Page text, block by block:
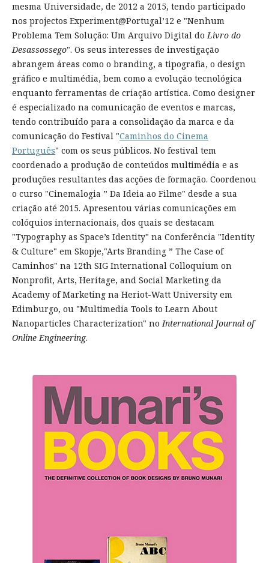
mesma Universidade, de 2012 a 2015, tendo participado
nos projectos Experiment@Portugal’12 e "Nenhum
Problema Tem Solução: Um Arquivo Digital doLivro do
Desassossego". Os seus interesses de investigação
abrangem áreas como o branding, a tipografia, o design
gráfico e multimédia, bem como a evolução tecnológica
enquanto ferramentas de criação artística. Como designer
é especializado na comunicação de eventos e marcas,
tendo contribuído para a consolidação da marca e da
comunicação do Festival "Caminhos do Cinema
Português" com os seus públicos. No festival tem
coordenado a produção de conteúdos multimédia e as
produções resultantes das acções de formação. Coordenou
o curso "Cinemalogia ” Da Ideia ao Filme" desde a sua
criação até 2015. Apresentou várias comunicações em
colóquios internacionais, dos quais se destacam
"Typography as Space’s Identity" na Conferência "Identity
& Culture" em Skopje,"Arts Branding ” The Case of
Caminhos" na 12th SIG International Colloquium on
Nonprofit, Arts, Heritage, and Social Marketing da
Academy of Marketing na Heriot-Watt University em
Edimburgo, ou "Multimedia Tools to Learn About
Nanoparticles Characterization" noInternational Journal of
Online Engineering.